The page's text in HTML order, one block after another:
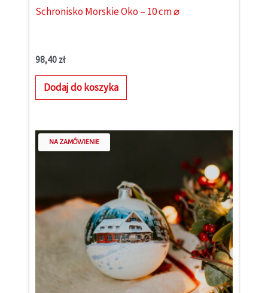
Schronisko Morskie Oko – 10 cm ⌀
98,40 zł
Dodaj do koszyka
NA ZAMÓWIENIE